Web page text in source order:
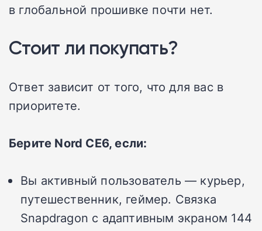
в глобальной прошивке почти нет.
Стоит ли покупать?
Ответ зависит от того, что для вас в
приоритете.
Берите Nord CE6, если:
Вы активный пользователь — курьер,
путешественник, геймер. Связка
Snapdragon с адаптивным экраном 144